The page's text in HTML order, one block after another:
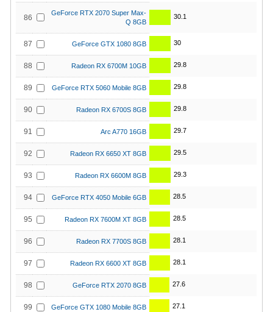
86
GeForce RTX 2070 Super Max-
Q 8GB
30.1
87 GeForce GTX 1080 8GB 30
88 Radeon RX 6700M 10GB 29.8
89 GeForce RTX 5060 Mobile 8GB 29.8
90 Radeon RX 6700S 8GB 29.8
91 Arc A770 16GB 29.7
92 Radeon RX 6650 XT 8GB 29.5
93 Radeon RX 6600M 8GB 29.3
94 GeForce RTX 4050 Mobile 6GB 28.5
95 Radeon RX 7600M XT 8GB 28.5
96 Radeon RX 7700S 8GB 28.1
97 Radeon RX 6600 XT 8GB 28.1
98 GeForce RTX 2070 8GB 27.6
99 GeForce GTX 1080 Mobile 8GB 27.1